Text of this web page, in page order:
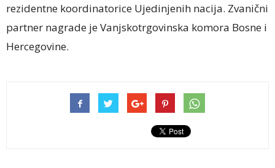
rezidentne koordinatorice Ujedinjenih nacija. Zvanični
partner nagrade je Vanjskotrgovinska komora Bosne i
Hercegovine.